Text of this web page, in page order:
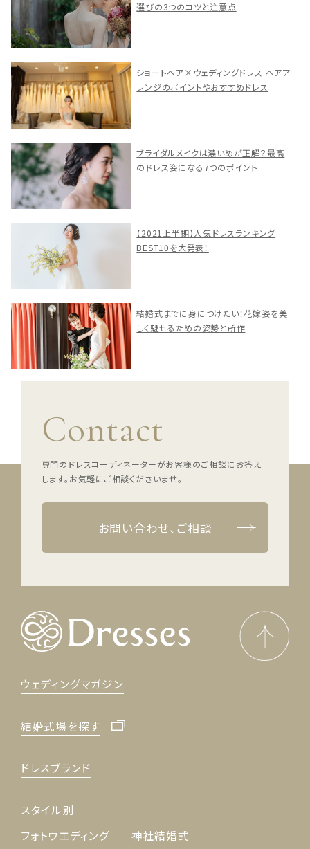
選びの3つのコツと注意点
ショートヘア×ウェディングドレス ヘアア
レンジのポイントやおすすめドレス
ブライダルメイクは濃いめが正解？最高
のドレス姿になる7つのポイント
【2021上半期】人気ドレスランキング
BEST10を大発表！
結婚式までに身につけたい！花嫁姿を美
しく魅せるための姿勢と所作
Contact
専門のドレスコーディネーターがお客様のご相談にお答え
します。 お気軽にご相談くださいませ。
お問い合わせ、ご相談
ウェディングマガジン
結婚式場を探す
ドレスブランド
スタイル別
フォトウエディング
神社結婚式